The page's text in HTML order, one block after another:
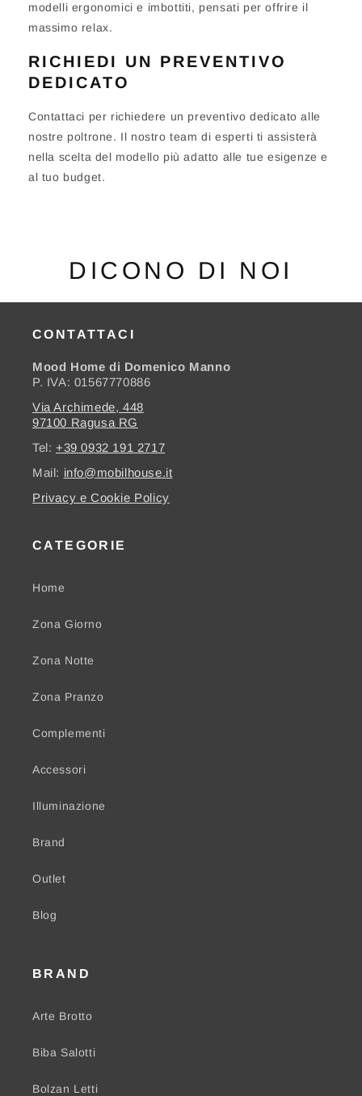
modelli ergonomici e imbottiti, pensati per offrire il
massimo relax.
RICHIEDI UN PREVENTIVO
DEDICATO
Contattaci per richiedere un preventivo dedicato alle
nostre poltrone. Il nostro team di esperti ti assisterà
nella scelta del modello più adatto alle tue esigenze e
al tuo budget.
DICONO DI NOI
CONTATTACI
Mood Home di Domenico Manno
P. IVA: 01567770886
Via Archimede, 448
97100 Ragusa RG
Tel: +39 0932 191 2717
Mail: info@mobilhouse.it
Privacy e Cookie Policy
CATEGORIE
Home
Zona Giorno
Zona Notte
Zona Pranzo
Complementi
Accessori
Illuminazione
Brand
Outlet
Blog
BRAND
Arte Brotto
Biba Salotti
Bolzan Letti